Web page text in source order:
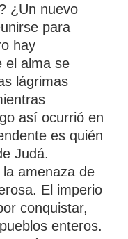
¿Un nuevo
para
hay
el alma se
lágrimas
así ocurrió en
es quién
Judá.
amenaza de
El imperio
conquistar,
enteros.